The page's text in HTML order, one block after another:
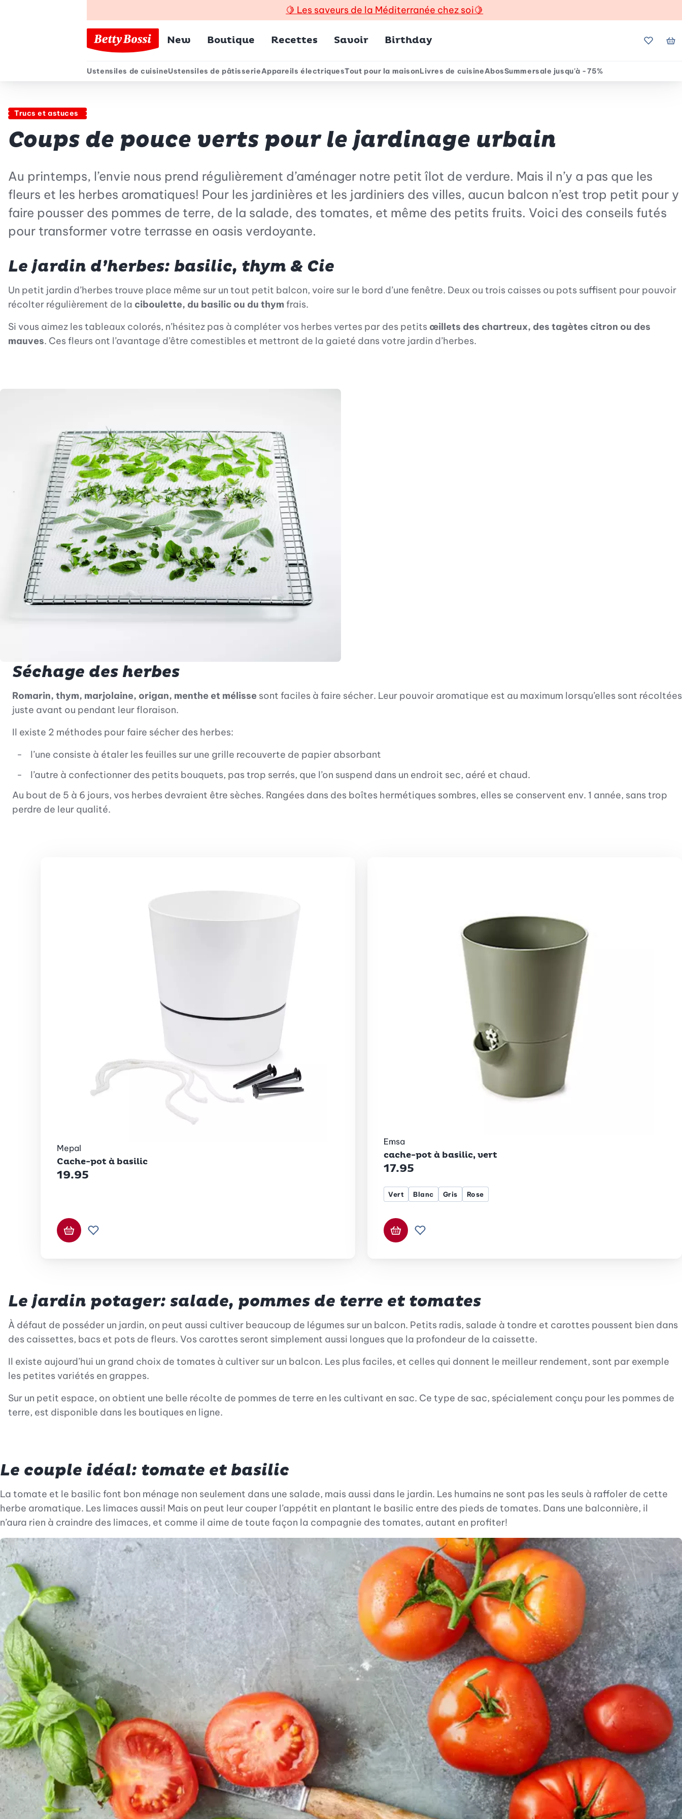
🍋 Les saveurs de la Méditerranée chez soi🍋
Menu principal
New Boutique Recettes Savoir Birthday Mes
Menu secondaire
Ustensiles de cuisineUstensiles de pâtisserieAppareils électriquesTout pour la maisonLivres de cuisineAbosSummersale jusqu'à -75%
Trucs et astuces
Coups de pouce verts pour le jardinage urbain
Au printemps, l’envie nous prend régulièrement d’aménager notre petit îlot de verdure. Mais il n’y a pas que les
fleurs et les herbes aromatiques! Pour les jardinières et les jardiniers des villes, aucun balcon n’est trop petit pour y
faire pousser des pommes de terre, de la salade, des tomates, et même des petits fruits. Voici des conseils futés
pour transformer votre terrasse en oasis verdoyante.
Le jardin d’herbes: basilic, thym & Cie
Un petit jardin d’herbes trouve place même sur un tout petit balcon, voire sur le bord d’une fenêtre. Deux ou trois caisses ou pots suffisent pour pouvoir
récolter régulièrement de la ciboulette, du basilic ou du thym frais.
Si vous aimez les tableaux colorés, n’hésitez pas à compléter vos herbes vertes par des petits œillets des chartreux, des tagètes citron ou des
mauves. Ces fleurs ont l’avantage d’être comestibles et mettront de la gaieté dans votre jardin d’herbes.
Séchage des herbes
Romarin, thym, marjolaine, origan, menthe et mélisse sont faciles à faire sécher. Leur pouvoir aromatique est au maximum lorsqu’elles sont récoltées
juste avant ou pendant leur floraison.
Il existe 2 méthodes pour faire sécher des herbes:
l’une consiste à étaler les feuilles sur une grille recouverte de papier absorbant
l’autre à confectionner des petits bouquets, pas trop serrés, que l’on suspend dans un endroit sec, aéré et chaud.
Au bout de 5 à 6 jours, vos herbes devraient être sèches. Rangées dans des boîtes hermétiques sombres, elles se conservent env. 1 année, sans trop
perdre de leur qualité.
Mepal
Cache-pot à basilic
19.95
Ajouter au panier
Ajouter à la liste de souhaits.
Emsa
cache-pot à basilic, vert
17.95
Vert Blanc Gris Rose
Ajouter au panier
Ajouter à la liste de souhaits.
Le jardin potager: salade, pommes de terre et tomates
À défaut de posséder un jardin, on peut aussi cultiver beaucoup de légumes sur un balcon. Petits radis, salade à tondre et carottes poussent bien dans
des caissettes, bacs et pots de fleurs. Vos carottes seront simplement aussi longues que la profondeur de la caissette.
Il existe aujourd’hui un grand choix de tomates à cultiver sur un balcon. Les plus faciles, et celles qui donnent le meilleur rendement, sont par exemple
les petites variétés en grappes.
Sur un petit espace, on obtient une belle récolte de pommes de terre en les cultivant en sac. Ce type de sac, spécialement conçu pour les pommes de
terre, est disponible dans les boutiques en ligne.
Le couple idéal: tomate et basilic
La tomate et le basilic font bon ménage non seulement dans une salade, mais aussi dans le jardin. Les humains ne sont pas les seuls à raffoler de cette
herbe aromatique. Les limaces aussi! Mais on peut leur couper l’appétit en plantant le basilic entre des pieds de tomates. Dans une balconnière, il
n’aura rien à craindre des limaces, et comme il aime de toute façon la compagnie des tomates, autant en profiter!